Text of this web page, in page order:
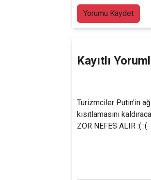
Yorumu Kaydet
Kayıtlı
Turizmciler Putin'in
kısıtlamasını kaldıracak mı
ZOR NEFES ALIR :( :(